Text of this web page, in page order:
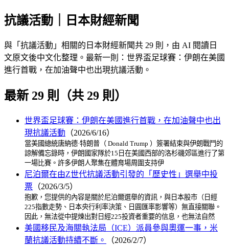
抗議活動｜日本財經新聞
與「抗議活動」相關的日本財經新聞共 29 則，由 AI 閱讀日
文原文後中文化整理。最新一則：世界盃足球賽：伊朗在美國
進行首戰，在加油聲中也出現抗議活動。
最新 29 則（共 29 則）
世界盃足球賽：伊朗在美國進行首戰，在加油聲中也出
現抗議活動 （2026/6/16）
當美國總統唐納德·特朗普（ Donald Trump ）簽署結束與伊朗戰鬥的
諒解備忘錄時，伊朗國家隊於15日在美國西部的洛杉磯郊區進行了第
一場比賽。許多伊朗人聚集在體育場周圍支持伊
尼泊爾在由Z世代抗議活動引發的「歷史性」選舉中投
票 （2026/3/5）
抱歉，您提供的內容是關於尼泊爾選舉的資訊，與日本股市（日經
225指數走勢、日本央行利率決策、日圓匯率影響等）無直接關聯。
因此，無法從中提煉出對日經225投資者重要的信息，也無法自然
美國移民及海關執法局（ICE）派員參與奧運一事，米
蘭抗議活動持續不斷。
（2026/2/7）